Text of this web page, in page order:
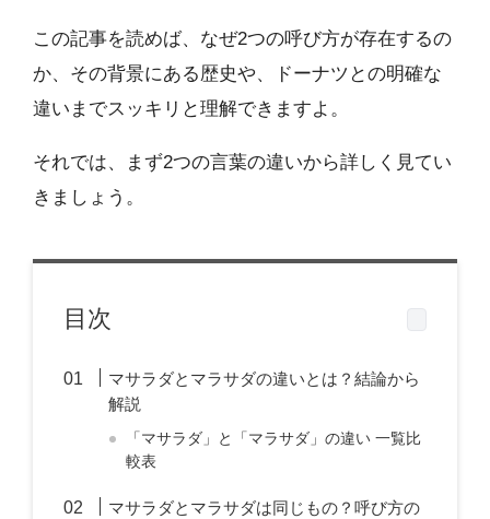
この記事を読めば、なぜ2つの呼び方が存在するの
か、その背景にある歴史や、ドーナツとの明確な
違いまでスッキリと理解できますよ。
それでは、まず2つの言葉の違いから詳しく見てい
きましょう。
目次
マサラダとマラサダの違いとは？結論から
解説
「マサラダ」と「マラサダ」の違い 一覧比
較表
マサラダとマラサダは同じもの？呼び方の